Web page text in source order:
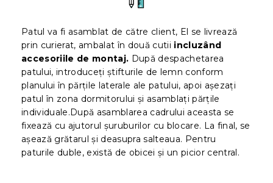
Patul va fi asamblat de către client, El se livrează
prin curierat, ambalat în două cutii incluzând
accesoriile de montaj. După despachetarea
patului, introduceți știfturile de lemn conform
planului în părțile laterale ale patului, apoi așezați
patul în zona dormitorului și asamblați părțile
individuale.După asamblarea cadrului aceasta se
fixează cu ajutorul șuruburilor cu blocare. La final, se
așează grătarul și deasupra salteaua. Pentru
paturile duble, există de obicei și un picior central.